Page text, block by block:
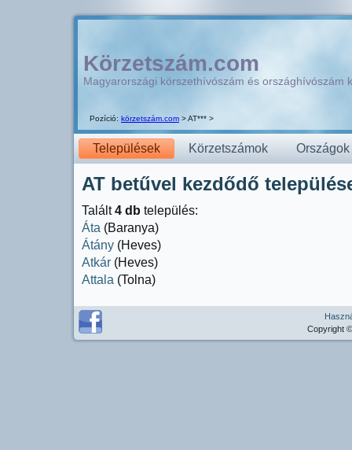
Pozíció: körzetszám.com > AT*** >
Körzetszám.com
Magyarországi körszethívószám és országhívószám
Települések Körzetszámok Országok
AT betűvel kezdődő
Talált4 db település:
Áta (Baranya)
Átány (Heves)
Atkár (Heves)
Attala (Tolna)
Copyright